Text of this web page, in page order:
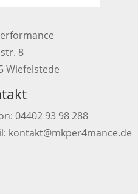
8
Wiefelstede
04402 93 98 288
kontakt@mkper4mance.de